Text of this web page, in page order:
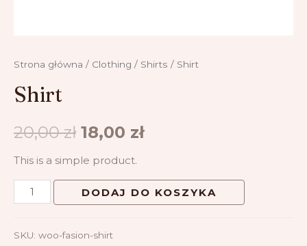
Strona główna / Clothing / Shirts / Shirt
Shirt
20,00zł 18,00 zł
This is a simple product.
DODAJ DO KOSZYKA
SKU: woo-fasion-shirt